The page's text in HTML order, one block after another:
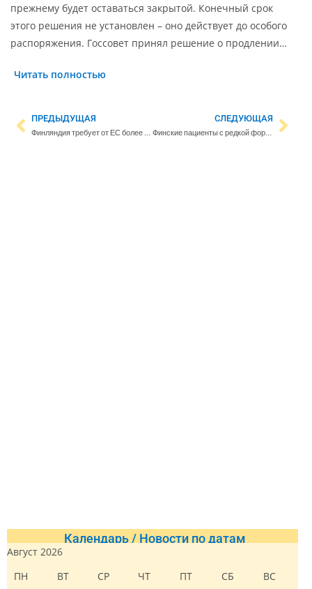
прежнему будет оставаться закрытой. Конечный срок
этого решения не установлен – оно действует до особого
распоряжения. Госсовет принял решение о продлении…
Читать полностью
ПРЕДЫДУЩАЯ
Финляндия требует от ЕС более жесткой визовой политики в отношении россиян
СЛЕДУЮЩАЯ
Финские пациенты с редкой формой рака лёгких получат бесплатные противораковые препараты благодаря новому исследованию
Календарь / Новости по датам
Август 2026
ПН
ВТ СР ЧТ ПТ СБ ВС